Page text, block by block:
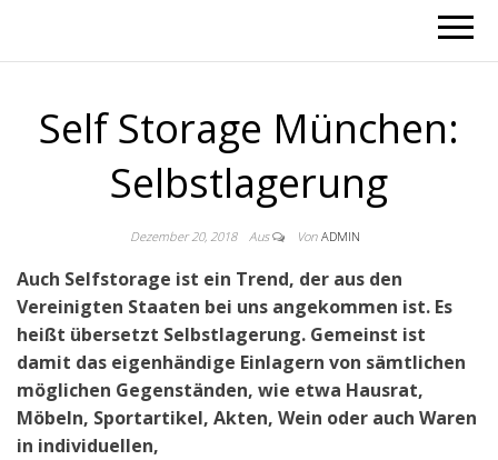
Self Storage München:
Selbstlagerung
Dezember 20, 2018 Aus Von ADMIN
Auch Selfstorage ist ein Trend, der aus den
Vereinigten Staaten bei uns angekommen ist. Es
heißt übersetzt Selbstlagerung. Gemeinst ist
damit das eigenhändige Einlagern von sämtlichen
möglichen Gegenständen, wie etwa Hausrat,
Möbeln, Sportartikel, Akten, Wein oder auch Waren
in individuellen,